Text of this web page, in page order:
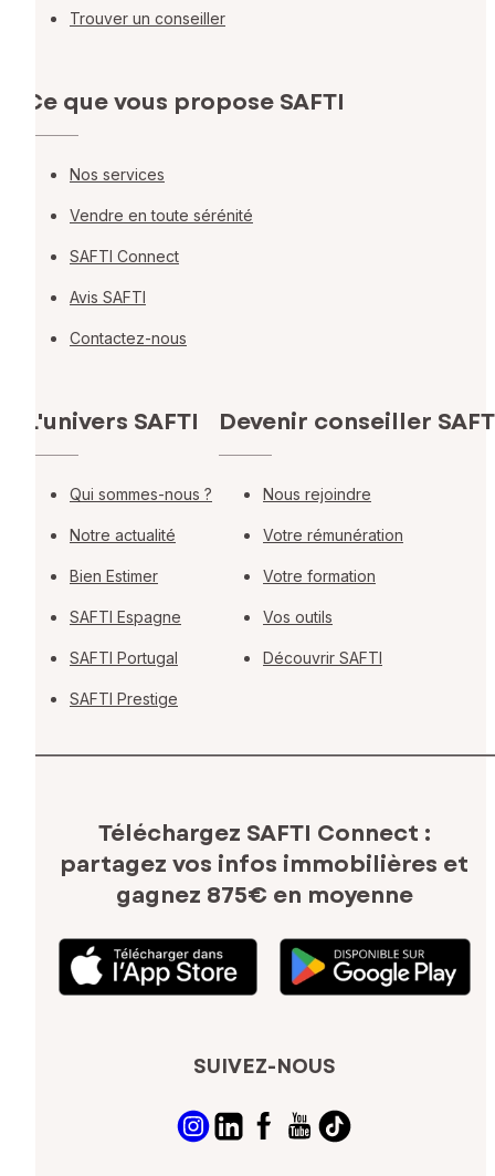
Trouver un conseiller
Ce que vous propose SAFTI
Nos services
Vendre en toute sérénité
SAFTI Connect
Avis SAFTI
Contactez-nous
L'univers SAFTI
Qui sommes-nous ?
Notre actualité
Bien Estimer
SAFTI Espagne
SAFTI Portugal
SAFTI Prestige
Devenir conseiller
Nous rejoindre
Votre rémunération
Votre formation
Vos outils
Découvrir SAFTI
Téléchargez SAFTI Connect :
partagez vos infos immobilières et
gagnez 875€ en moyenne
SUIVEZ-NOUS